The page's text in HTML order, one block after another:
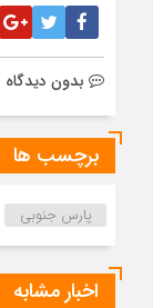
بدون دیدگاه
برچسب ها
پارس جنوبی
اخبار مشابه